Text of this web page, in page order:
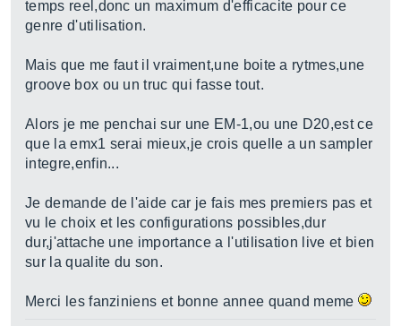
temps reel,donc un maximum d'efficacite pour ce
genre d'utilisation.
Mais que me faut il vraiment,une boite a rytmes,une
groove box ou un truc qui fasse tout.
Alors je me penchai sur une EM-1,ou une D20,est ce
que la emx1 serai mieux,je crois quelle a un sampler
integre,enfin...
Je demande de l'aide car je fais mes premiers pas et
vu le choix et les configurations possibles,dur
dur,j'attache une importance a l'utilisation live et bien
sur la qualite du son.
Merci les fanziniens et bonne annee quand meme